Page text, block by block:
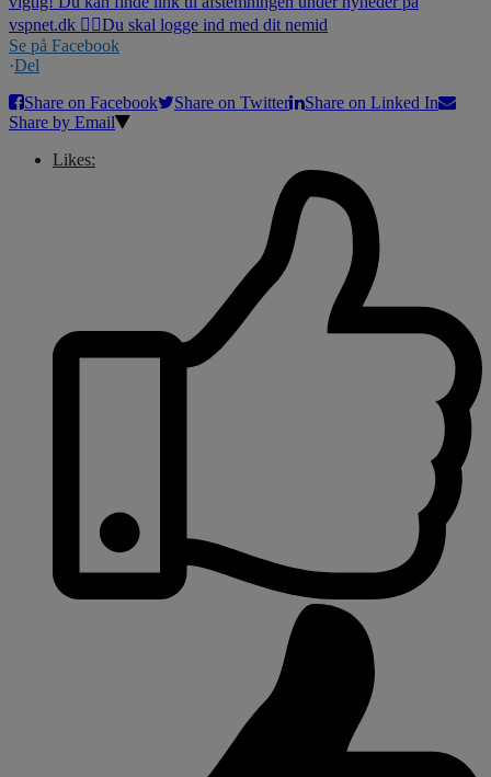
Se på Facebook
·Del
Share on Facebook
Share on Twitter
Share on Linked In
Share by Email
Likes: